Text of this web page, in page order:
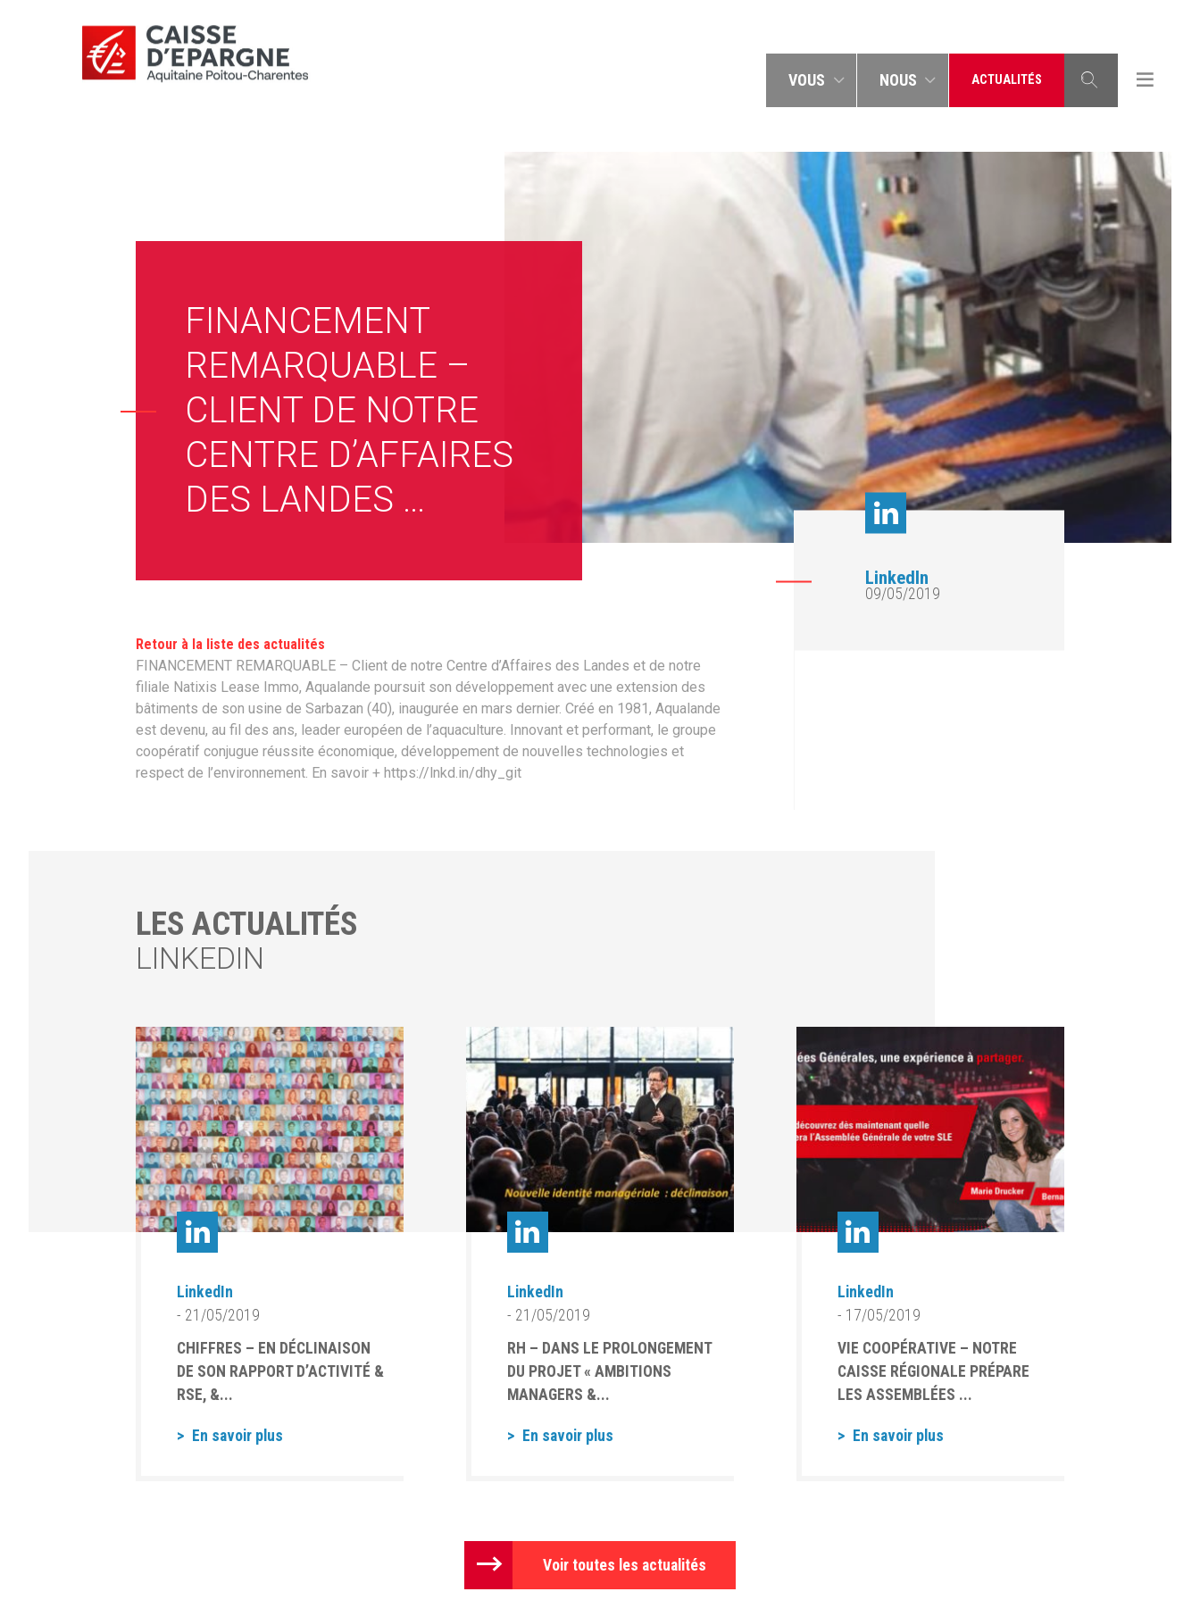
VOUS NOUS ACTUALITÉS
FINANCEMENT
REMARQUABLE –
CLIENT DE NOTRE
CENTRE D’AFFAIRES
DES LANDES …
LinkedIn
09/05/2019
Retour à la liste des actualités
FINANCEMENT REMARQUABLE – Client de notre Centre d’Affaires des Landes et de notre
filiale Natixis Lease Immo, Aqualande poursuit son développement avec une extension des
bâtiments de son usine de Sarbazan (40), inaugurée en mars dernier. Créé en 1981, Aqualande
est devenu, au fil des ans, leader européen de l’aquaculture. Innovant et performant, le groupe
coopératif conjugue réussite économique, développement de nouvelles technologies et
respect de l’environnement. En savoir + https://lnkd.in/dhy_git
LES ACTUALITÉS
LINKEDIN
LinkedIn
- 21/05/2019
CHIFFRES – EN DÉCLINAISON
DE SON RAPPORT D’ACTIVITÉ &
RSE, &...
En savoir plus
LinkedIn
- 21/05/2019
RH – DANS LE PROLONGEMENT
DU PROJET « AMBITIONS
MANAGERS &...
En savoir plus
LinkedIn
- 17/05/2019
VIE COOPÉRATIVE – NOTRE
CAISSE RÉGIONALE PRÉPARE
LES ASSEMBLÉES ...
En savoir plus
Voir toutes les actualités